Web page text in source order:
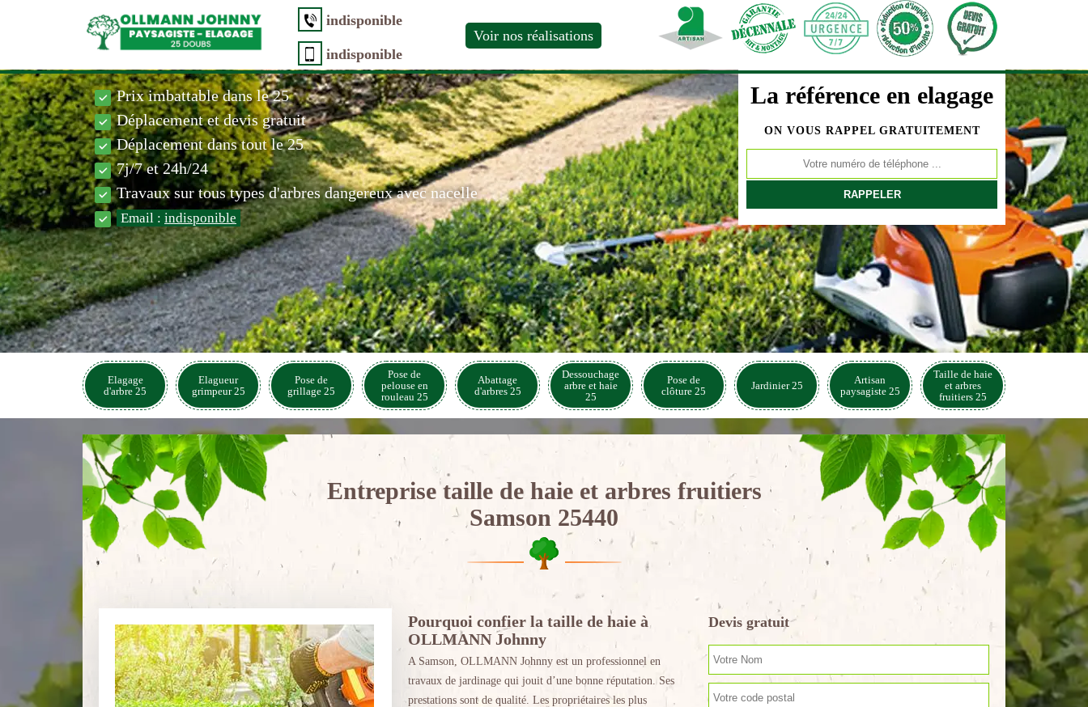
indisponible
indisponible
Voir nos réalisations
La référence en elagage
ON VOUS RAPPEL GRATUITEMENT
Prix imbattable dans le 25
Déplacement et devis gratuit
Déplacement dans tout le 25
7j/7 et 24h/24
Travaux sur tous types d'arbres dangereux avec nacelle
Email : indisponible
Elagage
d'arbre 25
Elagueur
grimpeur 25
Pose de
grillage 25
Pose de
pelouse en
rouleau 25
Abattage
d'arbres 25
Dessouchage
arbre et haie
25
Pose de
clôture 25
Jardinier 25
Artisan
paysagiste 25
Taille de haie
et arbres
fruitiers 25
Entreprise taille de haie et arbres fruitiers
Samson 25440
Pourquoi confier la taille de haie à
OLLMANN Johnny
A Samson, OLLMANN Johnny est un professionnel en
travaux de jardinage qui jouit d’une bonne réputation. Ses
prestations sont de qualité. Les propriétaires les plus
Devis gratuit